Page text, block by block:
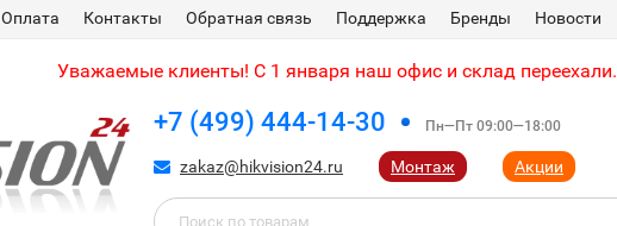
Оплата Контакты Обратная связь Поддержка Бренды Новости
Уважаемые клиенты! С 1 января наш офис и склад
+7 (499) 444-14-30 Пн—Пт 09:00—18:00
zakaz@hikvision24.ru Монтаж Акции